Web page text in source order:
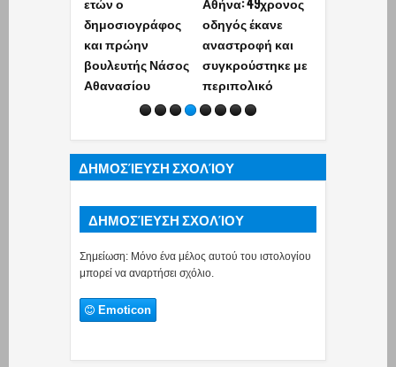
δημοσιογράφος
και πρώην
βουλευτής Νάσος
Αθανασίου
οδηγός έκανε
αναστροφή και
συγκρούστηκε με
περιπολικό
ΔΗΜΟΣΊΕΥΣΗ ΣΧΟΛΊΟΥ
ΔΗΜΟΣΊΕΥΣΗ ΣΧΟΛΊΟΥ
Σημείωση: Μόνο ένα μέλος αυτού του ιστολογίου
μπορεί να αναρτήσει σχόλιο.
Emoticon